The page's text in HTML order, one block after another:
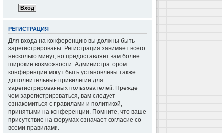
РЕГИСТРАЦИЯ
Для входа на конференцию вы должны быть
зарегистрированы. Регистрация занимает всего
несколько минут, но предоставляет вам более
широкие возможности. Администратором
конференции могут быть установлены также
дополнительные привилегии для
зарегистрированных пользователей. Прежде
чем зарегистрироваться, вам следует
ознакомиться с правилами и политикой,
принятыми на конференции. Помните, что ваше
присутствие на форумах означает согласие со
всеми правилами.